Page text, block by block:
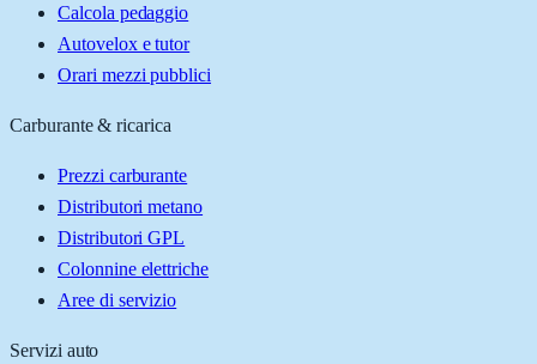
Calcola pedaggio
Autovelox e tutor
Orari mezzi pubblici
Carburante & ricarica
Prezzi carburante
Distributori metano
Distributori GPL
Colonnine elettriche
Aree di servizio
Servizi auto